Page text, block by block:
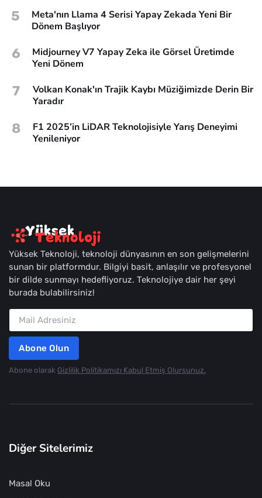
5
Meta'nın Llama 4 Serisi Yapay Zekada Yeni Bir
Dönem Başlıyor
6
Midjourney V7 Yapay Zeka ile Görsel Üretimde
Yeni Dönem
7
Volkan Konak'ın Trajik Kaybı Müziğimizde Derin Bir
Yaradır
8
F1 2025’in LiDAR Teknolojisiyle Yarış Deneyimi
Yenileniyor
Yüksek Teknoloji, teknoloji dünyasının en son gelişmelerini
sunan bir platformdur. Bilgiyi basit, anlaşılır ve profesyonel
bir dilde sunmayı hedefliyoruz. Teknolojiye dair her şeyi
burada bulabilirsiniz!
Abone Olun
Abone olarak Gizlilik Politikamızı Kabul Etmiş Olursunuz.
Diğer Sitelerimiz
Masal Oku